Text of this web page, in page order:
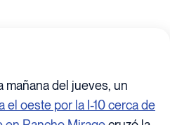
mañana del jueves, un
el oeste por la I-10 cerca de